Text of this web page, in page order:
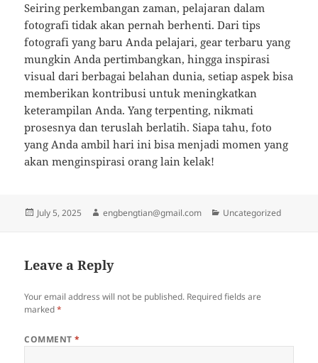
Seiring perkembangan zaman, pelajaran dalam
fotografi tidak akan pernah berhenti. Dari tips
fotografi yang baru Anda pelajari, gear terbaru yang
mungkin Anda pertimbangkan, hingga inspirasi
visual dari berbagai belahan dunia, setiap aspek bisa
memberikan kontribusi untuk meningkatkan
keterampilan Anda. Yang terpenting, nikmati
prosesnya dan teruslah berlatih. Siapa tahu, foto
yang Anda ambil hari ini bisa menjadi momen yang
akan menginspirasi orang lain kelak!
Posted
July 5, 2025 Author
engbengtian@gmail.com Categories
Uncategorized
Leave a Reply
Your email address will not be published. Required fields are
marked*
COMMENT*